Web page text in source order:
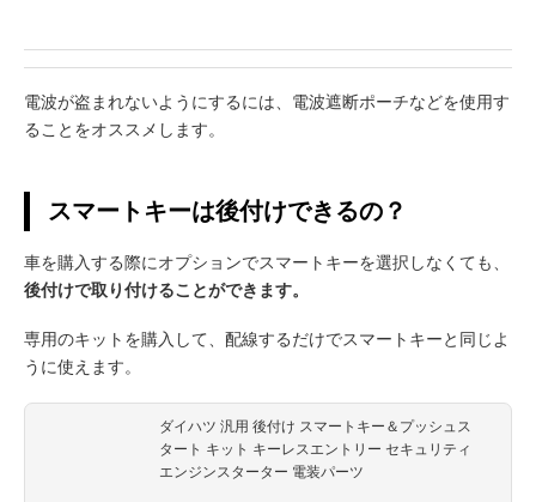
電波が盗まれないようにするには、電波遮断ポーチなどを使用す
ることをオススメします。
スマートキーは後付けできるの？
車を購入する際にオプションでスマートキーを選択しなくても、
後付けで取り付けることができます。
専用のキットを購入して、配線するだけでスマートキーと同じよ
うに使えます。
ダイハツ 汎用 後付け スマートキー＆プッシュス
タート キット キーレスエントリー セキュリティ
エンジンスターター 電装パーツ